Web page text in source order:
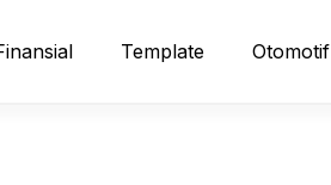
Template Otomotif